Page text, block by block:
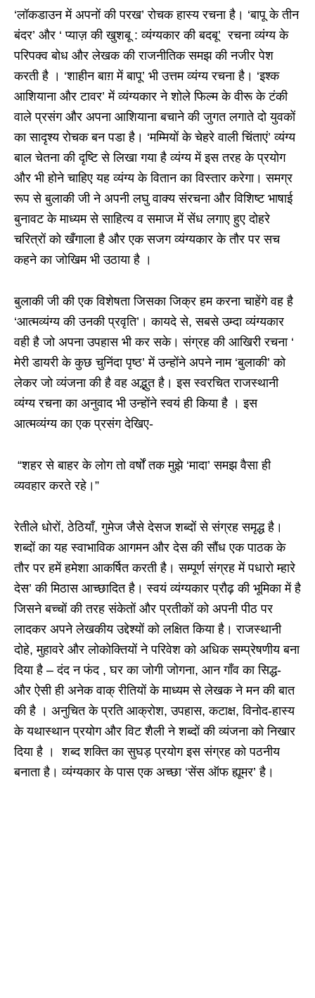
‘लॉकडाउन में अपनों की परख’ रोचक हास्य रचना है। ‘बापू के तीन
बंदर’ और ‘ प्याज़ की खुशबू : व्यंग्यकार की बदबू’ रचना व्यंग्य के
परिपक्व बोध और लेखक की राजनीतिक समझ की नजीर पेश
करती है । ‘शाहीन बाग़ में बापू’ भी उत्तम व्यंग्य रचना है। ‘इश्क
आशियाना और टावर’ में व्यंग्यकार ने शोले फिल्म के वीरू के टंकी
वाले प्रसंग और अपना आशियाना बचाने की जुगत लगाते दो युवकों
का सादृश्य रोचक बन पडा है। ‘मम्मियों के चेहरे वाली चिंताएं’ व्यंग्य
बाल चेतना की दृष्टि से लिखा गया है व्यंग्य में इस तरह के प्रयोग
और भी होने चाहिए यह व्यंग्य के वितान का विस्तार करेगा। समग्र
रूप से बुलाकी जी ने अपनी लघु वाक्य संरचना और विशिष्ट भाषाई
बुनावट के माध्यम से साहित्य व समाज में सेंध लगाए हुए दोहरे
चरित्रों को खँगाला है और एक सजग व्यंग्यकार के तौर पर सच
कहने का जोखिम भी उठाया है ।
बुलाकी जी की एक विशेषता जिसका जिक्र हम करना चाहेंगे वह है
‘आत्मव्यंग्य की उनकी प्रवृति’। कायदे से, सबसे उम्दा व्यंग्यकार
वही है जो अपना उपहास भी कर सके। संग्रह की आखिरी रचना ‘
मेरी डायरी के कुछ चुनिंदा पृष्ठ’ में उन्होंने अपने नाम ‘बुलाकी’ को
लेकर जो व्यंजना की है वह अद्भुत है। इस स्वरचित राजस्थानी
व्यंग्य रचना का अनुवाद भी उन्होंने स्वयं ही किया है । इस
आत्मव्यंग्य का एक प्रसंग देखिए-
“शहर से बाहर के लोग तो वर्षों तक मुझे ‘मादा’ समझ वैसा ही
व्यवहार करते रहे।”
रेतीले धोरों, ठेठियाँ, गुमेज जैसे देसज शब्दों से संग्रह समृद्ध है।
शब्दों का यह स्वाभाविक आगमन और देस की सौंध एक पाठक के
तौर पर हमें हमेशा आकर्षित करती है। सम्पूर्ण संग्रह में पधारो म्हारे
देस’ की मिठास आच्छादित है। स्वयं व्यंग्यकार प्रौढ़ की भूमिका में है
जिसने बच्चों की तरह संकेतों और प्रतीकों को अपनी पीठ पर
लादकर अपने लेखकीय उद्देश्यों को लक्षित किया है। राजस्थानी
दोहे, मुहावरे और लोकोक्तियों ने परिवेश को अधिक सम्प्रेषणीय बना
दिया है – दंद न फंद , घर का जोगी जोगना, आन गाँव का सिद्ध-
और ऐसी ही अनेक वाक् रीतियों के माध्यम से लेखक ने मन की बात
की है । अनुचित के प्रति आक्रोश, उपहास, कटाक्ष, विनोद-हास्य
के यथास्थान प्रयोग और विट शैली ने शब्दों की व्यंजना को निखार
दिया है ।
शब्द शक्ति का सुघड़ प्रयोग इस संग्रह को पठनीय
बनाता है। व्यंग्यकार के पास एक अच्छा ‘सेंस ऑफ ह्यूमर’ है।